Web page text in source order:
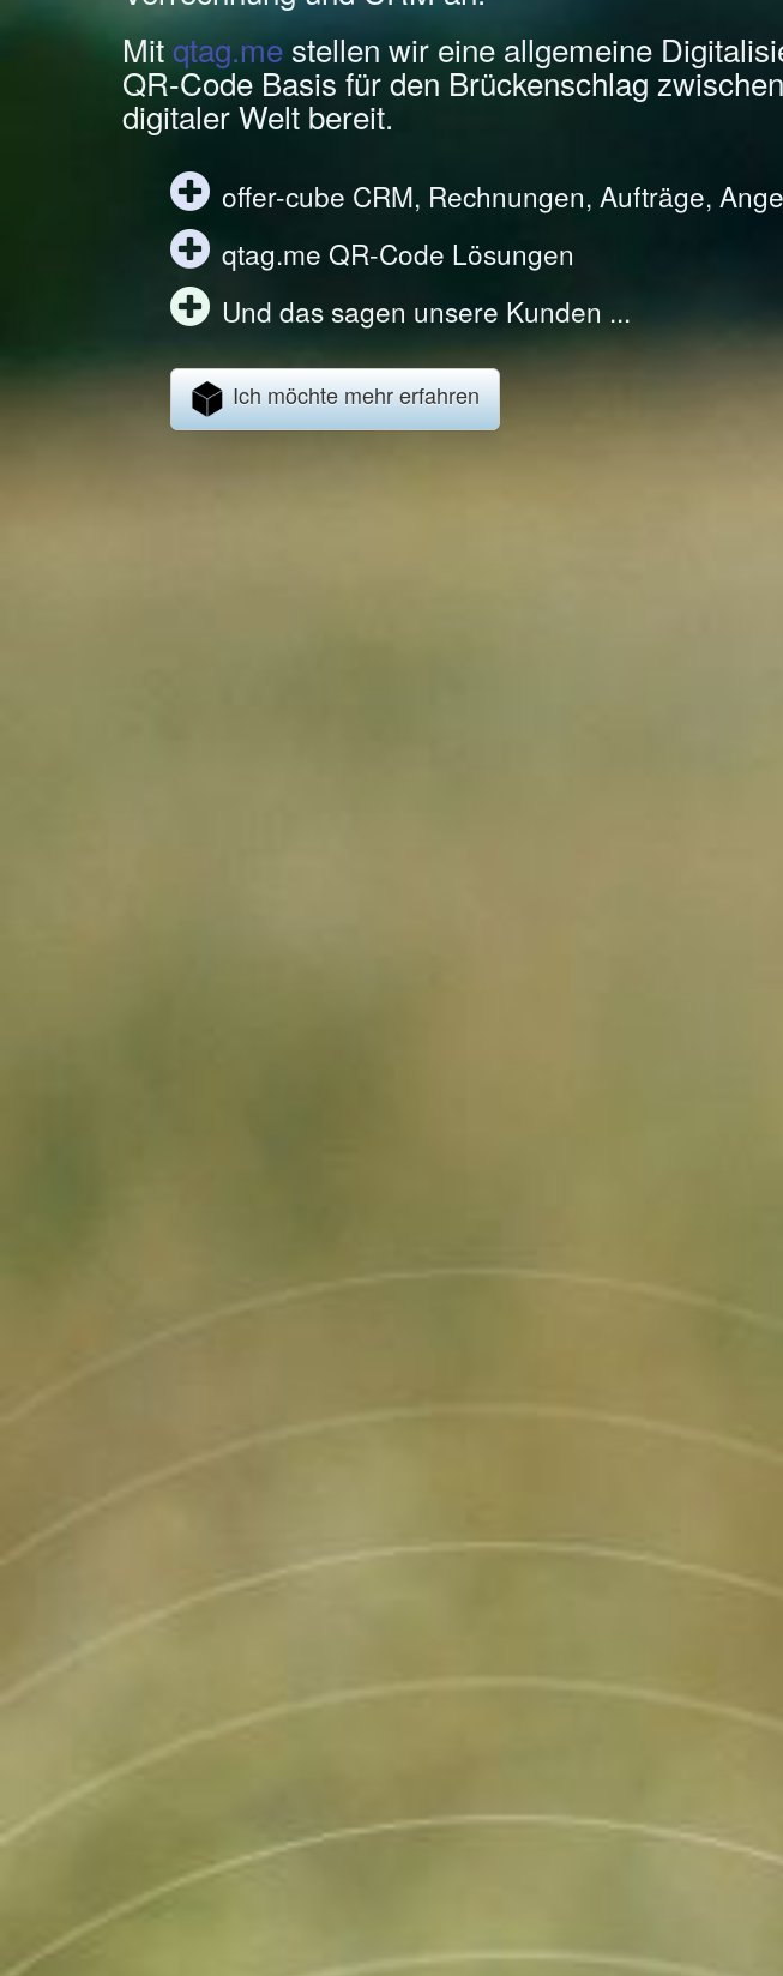
Mitqtag.me stellen wir eine allgemeine
QR-Code Basis für den Brückenschlag
digitaler Welt bereit.
offer-cube CRM, Rechnungen, Aufträge,
qtag.me QR-Code Lösungen
Und das sagen unsere Kunden ...
Ich möchte mehr erfahren